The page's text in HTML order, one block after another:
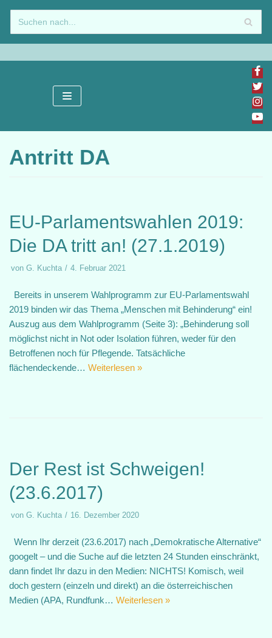
Zum
Inhalt
springen
Antritt DA
EU-Parlamentswahlen 2019:
Die DA tritt an! (27.1.2019)
von G. Kuchta 4. Februar 2021
Bereits in unserem Wahlprogramm zur EU-Parlamentswahl
2019 binden wir das Thema „Menschen mit Behinderung“ ein!
Auszug aus dem Wahlprogramm (Seite 3): „Behinderung soll
möglichst nicht in Not oder Isolation führen, weder für den
Betroffenen noch für Pflegende. Tatsächliche
flächendeckende… Weiterlesen »
Der Rest ist Schweigen!
(23.6.2017)
von G. Kuchta 16. Dezember 2020
Wenn Ihr derzeit (23.6.2017) nach „Demokratische Alternative“
googelt – und die Suche auf die letzten 24 Stunden einschränkt,
dann findet Ihr dazu in den Medien: NICHTS! Komisch, weil
doch gestern (einzeln und direkt) an die österreichischen
Medien (APA, Rundfunk… Weiterlesen »